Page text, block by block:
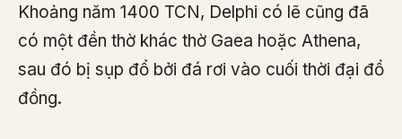
Khoảng năm 1400 TCN, Delphi có lẽ cũng đã
có một đền thờ khác thờ Gaea hoặc Athena,
sau đó bị sụp đổ bởi đá rơi vào cuối thời đại đồ
đồng.